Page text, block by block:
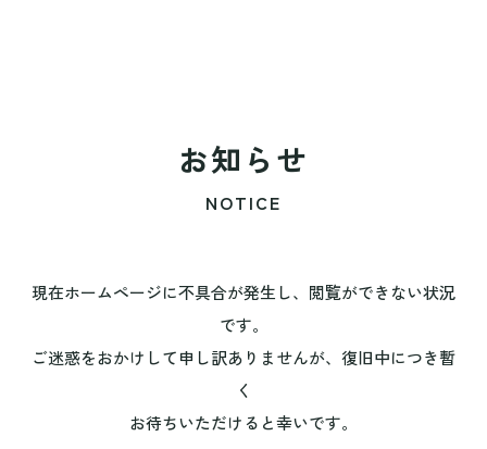
お知らせ
NOTICE
現在ホームページに不具合が発生し、閲覧ができない状況
です。
ご迷惑をおかけして申し訳ありませんが、復旧中につき暫
く
お待ちいただけると幸いです。